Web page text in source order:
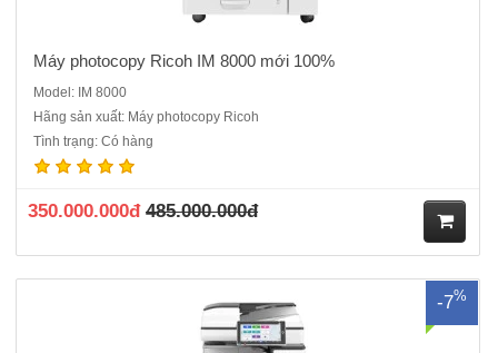
Máy photocopy Ricoh IM 8000 mới 100%
Model: IM 8000
Hãng sản xuất: Máy photocopy Ricoh
Tình trạng: Có hàng
350.000.000đ 485.000.000đ
ua
-7%
MÀU – IN MÀU – SCAN MÀU MẠNG ( Máy gồm 4 ống mực,
DF3010)Bộ nạp và đảo bản gốc DF3010: Có sẳnChức năng đảo 2
phútThB15:D24:21 giâyThời ..